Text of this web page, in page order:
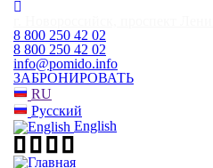
8 800 250 42 02
8 800 250 42 02
info@pomido.info
ЗАБРОНИРОВАТЬ
RU
Русский
English